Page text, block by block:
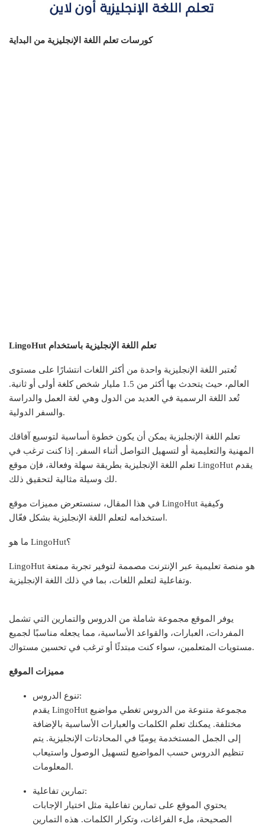
كورسات تعلم اللغة الإنجليزية من البداية
LingoHut تعلم اللغة الإنجليزية باستخدام
تُعتبر اللغة الإنجليزية واحدة من أكثر اللغات انتشارًا على مستوى
العالم، حيث يتحدث بها أكثر من 1.5 مليار شخص كلغة أولى أو ثانية.
تُعد اللغة الرسمية في العديد من الدول وهي لغة العمل والدراسة
والسفر الدولية.
تعلم اللغة الإنجليزية يمكن أن يكون خطوة أساسية لتوسيع آفاقك
المهنية والتعليمية أو لتسهيل التواصل أثناء السفر. إذا كنت ترغب في
تعلم اللغة الإنجليزية بطريقة سهلة وفعالة، فإن موقع LingoHut يقدم
لك وسيلة مثالية لتحقيق ذلك.
في هذا المقال، سنستعرض مميزات موقع LingoHut وكيفية
استخدامه لتعلم اللغة الإنجليزية بشكل فعّال.
ما هو LingoHut؟
LingoHut هو منصة تعليمية عبر الإنترنت مصممة لتوفير تجربة ممتعة
وتفاعلية لتعلم اللغات، بما في ذلك اللغة الإنجليزية.
يوفر الموقع مجموعة شاملة من الدروس والتمارين التي تشمل
المفردات، العبارات، والقواعد الأساسية، مما يجعله مناسبًا لجميع
مستويات المتعلمين، سواء كنت مبتدئًا أو ترغب في تحسين مستواك.
مميزات الموقع
تنوع الدروس:
يقدم LingoHut مجموعة متنوعة من الدروس تغطي مواضيع
مختلفة. يمكنك تعلم الكلمات والعبارات الأساسية بالإضافة
إلى الجمل المستخدمة يوميًا في المحادثات الإنجليزية. يتم
تنظيم الدروس حسب المواضيع لتسهيل الوصول واستيعاب
المعلومات.
تمارين تفاعلية:
يحتوي الموقع على تمارين تفاعلية مثل اختيار الإجابات
الصحيحة، ملء الفراغات، وتكرار الكلمات. هذه التمارين